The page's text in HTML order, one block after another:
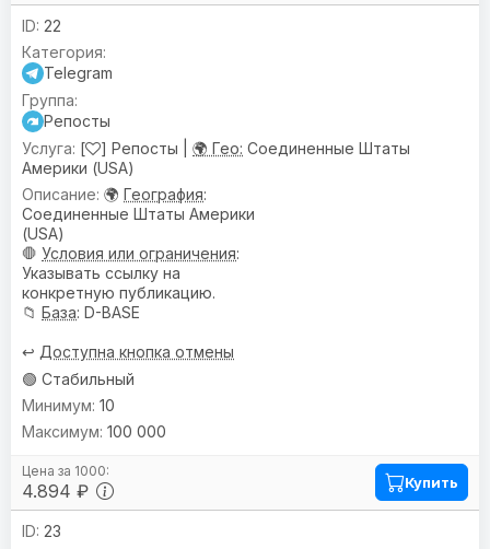
22
Telegram
Репосты
[
] Репосты | 🌍 Гео: Соединенные Штаты
Америки (USA)
🌍 География:
Соединенные Штаты Америки
(USA)
🛑 Условия или ограничения:
Указывать ссылку на
конкретную публикацию.
📁 База: D-BASE
↩️ Доступна кнопка отмены
🟢 Стабильный
4.894 ₽
10
100 000
Купить
23